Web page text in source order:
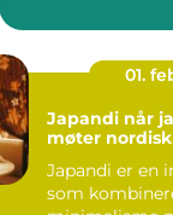
01.
Japandi når japansk ro
møter
Japandi er en
som